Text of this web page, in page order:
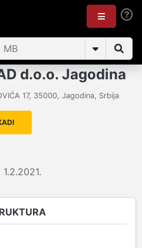
d.o.o. Jagodina
17, 35000, Jagodina, Srbija
1.2.2021.